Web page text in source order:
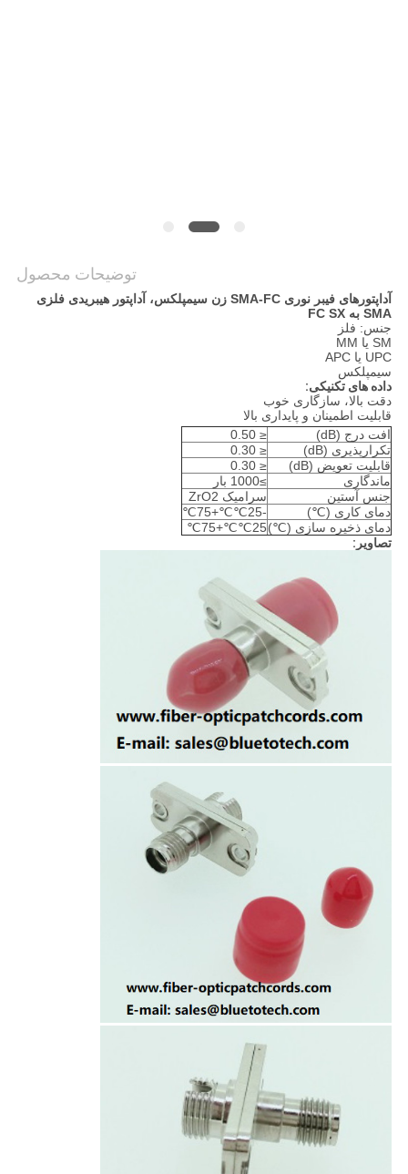
توضیحات محصول
آداپتورهای فیبر نوری SMA-FC زن سیمپلکس، آداپتور هیبریدی فلزی
SMA به FC SX
جنس: فلز
SM یا MM
UPC یا APC
سیمپلکس
داده های تکنیکی:
دقت بالا، سازگاری خوب
قابلیت اطمینان و پایداری بالا
افت درج (dB)
≤ 0.50
تکرارپذیری (dB)
≤ 0.30
قابلیت تعویض (dB)
≤ 0.30
ماندگاری
≥1000 بار
جنس آستین
سرامیک ZrO2
دمای کاری (℃)
-25℃℃+75℃
دمای ذخیره سازی (℃)25℃℃+75℃
تصاویر: